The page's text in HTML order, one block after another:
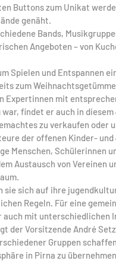
Buttons zum Unikat
genäht.
Bands,
Angeboten – von
Spielen und Entspannen
zum
Expertinnen mit
findet er auch in
zu verkaufen oder
der offenen Kinder-
Menschen, Schülerinnen
Austausch von
sie sich auf ihre
Regeln. Für eine
auch mit unterschiedlichen
der Vorsitzende André
Gruppen
in Pirna zu